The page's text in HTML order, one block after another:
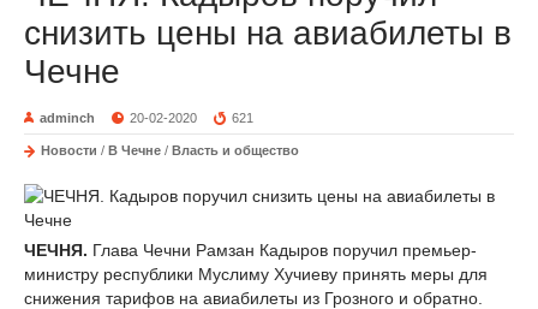
снизить цены на авиабилеты в
Чечне
adminch 20-02-2020 621
Новости / В Чечне / Власть и общество
ЧЕЧНЯ. Глава Чечни Рамзан Кадыров поручил премьер-
министру республики Муслиму Хучиеву принять меры для
снижения тарифов на авиабилеты из Грозного и обратно.